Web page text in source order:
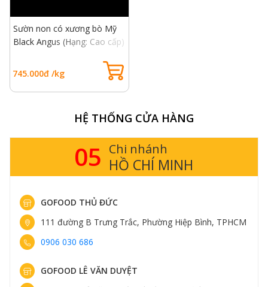
Sườn non có xương bò Mỹ
Black Angus (Hạng: Cao cấp)
Bone In
745.000đ /kg
HỆ THỐNG CỬA HÀNG
05 Chi nhánh
HỒ CHÍ MINH
GOFOOD THỦ ĐỨC
111 đường B Trưng Trắc, Phường Hiệp Bình, TPHCM
0906 030 686
GOFOOD LÊ VĂN DUYỆT